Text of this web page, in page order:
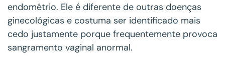
endométrio. Ele é diferente de outras doenças
ginecológicas e costuma ser identificado mais
cedo justamente porque frequentemente provoca
sangramento vaginal anormal.